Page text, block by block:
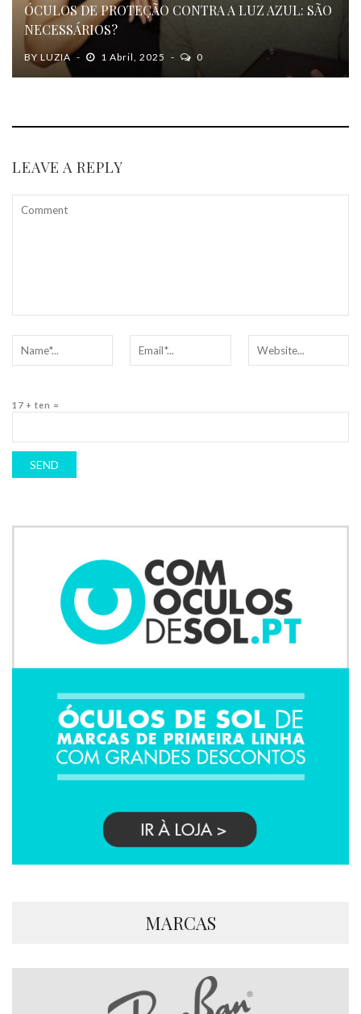
ÓCULOS DE PROTEÇÃO CONTRA A LUZ AZUL: SÃO
NECESSÁRIOS?
BY LUZIA 1 Abril, 2025 0
LEAVE A REPLY
17 + ten =
MARCAS